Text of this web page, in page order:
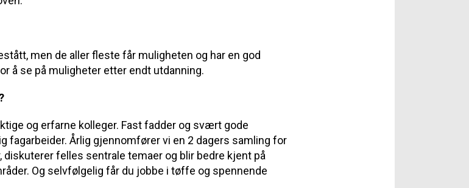
men de aller fleste får muligheten og har en god
å se på muligheter etter endt utdanning.
og erfarne kolleger. Fast fadder og svært gode
fagarbeider. Årlig gjennomfører vi en 2 dagers samling for
felles sentrale temaer og blir bedre kjent på
Og selvfølgelig får du jobbe i tøffe og spennende